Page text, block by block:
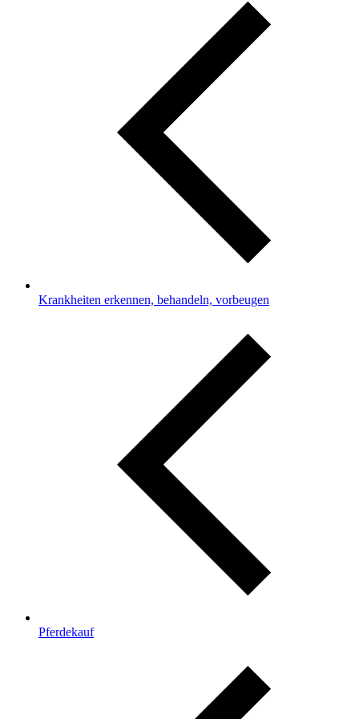
Krankheiten erkennen, behandeln, vorbeugen
Pferdekauf